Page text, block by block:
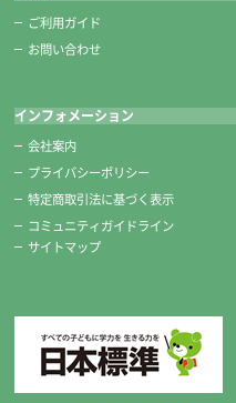
■キャップ装着時の長さ 約118
クリアキャップ付き。
刃が見えるからキャップのつけは
切れ味バツグン！高級ステンレス
※標準セットの糸切りばさみは、
トになります。
ご利用ガイド
お問い合わせ
インフォメーション
会社案内
プライバシーポリシー
特定商取引法に基づく表示
コミュニティガイドライン
サイトマップ